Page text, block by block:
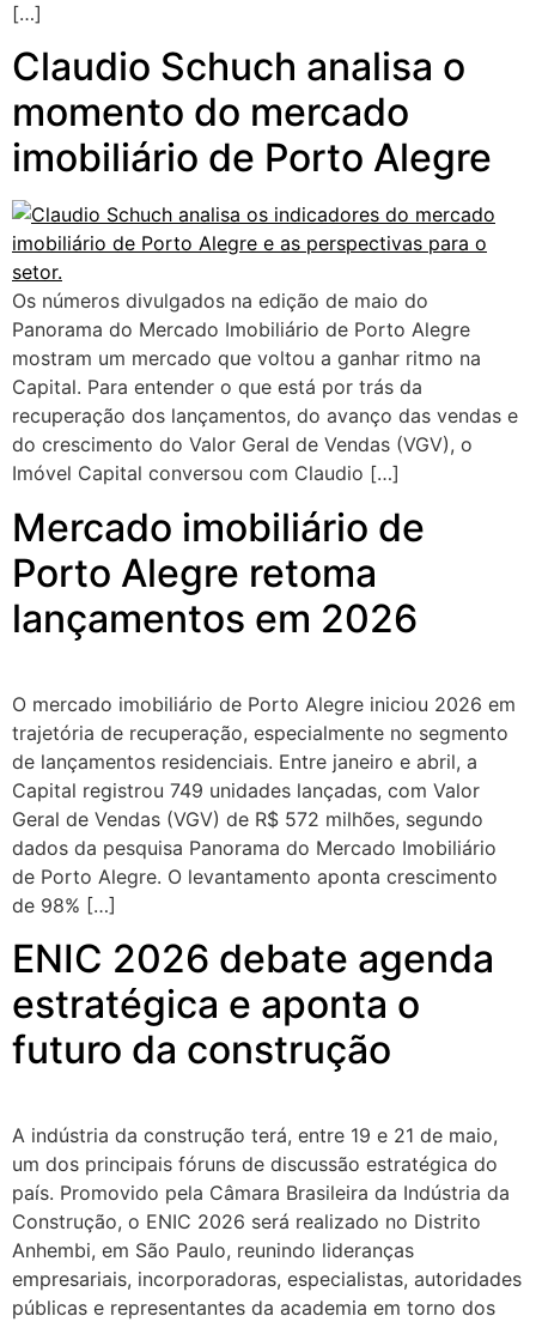
[…]
Claudio Schuch analisa o
momento do mercado
imobiliário de Porto Alegre
Os números divulgados na edição de maio do
Panorama do Mercado Imobiliário de Porto Alegre
mostram um mercado que voltou a ganhar ritmo na
Capital. Para entender o que está por trás da
recuperação dos lançamentos, do avanço das vendas e
do crescimento do Valor Geral de Vendas (VGV), o
Imóvel Capital conversou com Claudio […]
Mercado imobiliário de
Porto Alegre retoma
lançamentos em 2026
O mercado imobiliário de Porto Alegre iniciou 2026 em
trajetória de recuperação, especialmente no segmento
de lançamentos residenciais. Entre janeiro e abril, a
Capital registrou 749 unidades lançadas, com Valor
Geral de Vendas (VGV) de R$ 572 milhões, segundo
dados da pesquisa Panorama do Mercado Imobiliário
de Porto Alegre. O levantamento aponta crescimento
de 98% […]
ENIC 2026 debate agenda
estratégica e aponta o
futuro da construção
A indústria da construção terá, entre 19 e 21 de maio,
um dos principais fóruns de discussão estratégica do
país. Promovido pela Câmara Brasileira da Indústria da
Construção, o ENIC 2026 será realizado no Distrito
Anhembi, em São Paulo, reunindo lideranças
empresariais, incorporadoras, especialistas, autoridades
públicas e representantes da academia em torno dos